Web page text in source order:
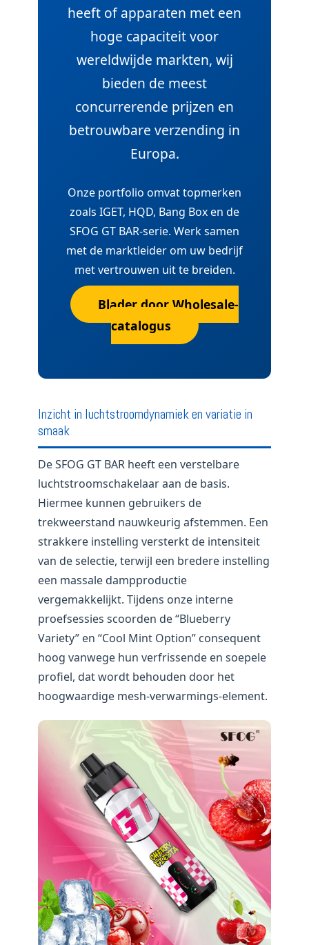
heeft of apparaten met een
hoge capaciteit voor
wereldwijde markten, wij
bieden de meest
concurrerende prijzen en
betrouwbare verzending in
Europa.
Onze portfolio omvat topmerken
zoals IGET, HQD, Bang Box en de
SFOG GT BAR-serie. Werk samen
met de marktleider om uw bedrijf
met vertrouwen uit te breiden.
Blader door Wholesale-
catalogus
Inzicht in luchtstroomdynamiek en variatie in
smaak
De SFOG GT BAR heeft een verstelbare
luchtstroomschakelaar aan de basis.
Hiermee kunnen gebruikers de
trekweerstand nauwkeurig afstemmen. Een
strakkere instelling versterkt de intensiteit
van de selectie, terwijl een bredere instelling
een massale dampproductie
vergemakkelijkt. Tijdens onze interne
proefsessies scoorden de “Blueberry
Variety” en “Cool Mint Option” consequent
hoog vanwege hun verfrissende en soepele
profiel, dat wordt behouden door het
hoogwaardige mesh-verwarmings-element.